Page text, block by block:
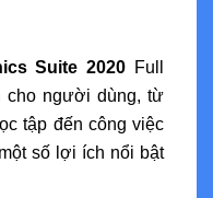
Suite 2020 Full
cho người dùng, từ
tập đến công việc
số lợi ích nổi bật